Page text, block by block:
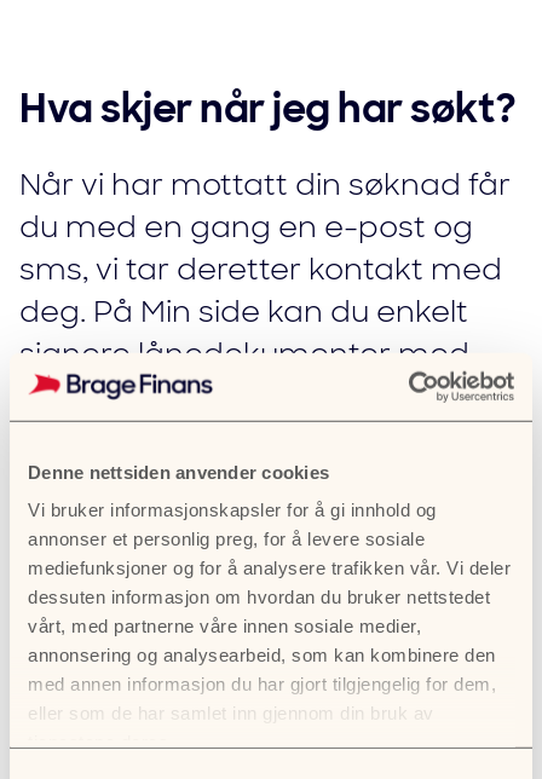
Denne nettsiden anvender cookies
Vi bruker informasjonskapsler for å gi innhold og
annonser et personlig preg, for å levere sosiale
mediefunksjoner og for å analysere trafikken vår. Vi deler
dessuten informasjon om hvordan du bruker nettstedet
vårt, med partnerne våre innen sosiale medier,
annonsering og analysearbeid, som kan kombinere den
med annen informasjon du har gjort tilgjengelig for dem,
eller som de har samlet inn gjennom din bruk av
Hva skjer når jeg har søkt?
Når vi har mottatt din søknad får
du med en gang en e-post og
sms, vi tar deretter kontakt med
deg. På Min side kan du enkelt
signere lånedokumenter med
BankID og få en oversikt over
Nyttige lenker
Ofte stilte spørsmål
5 tips til deg som drømmer om båt